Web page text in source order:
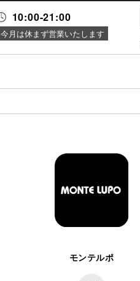
10:00-21:00
今月は休まず営業いたします
モンテルポ